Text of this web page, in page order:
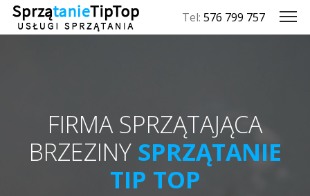
Tel: 576 799 757
FIRMA SPRZĄTAJĄCA
BRZEZINY SPRZĄTANIE
TIP TOP